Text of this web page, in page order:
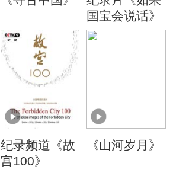
国宝会说话》
纪录频道《故
宫100》
《山河岁月》